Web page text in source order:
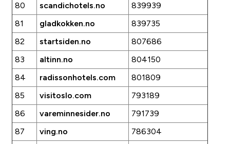
80
scandichotels.no
839939
81
gladkokken.no
839735
82
startsiden.no
807686
83
altinn.no
804150
84
radissonhotels.com
801809
85
visitoslo.com
793189
86
vareminnesider.no
791739
87
ving.no
786304